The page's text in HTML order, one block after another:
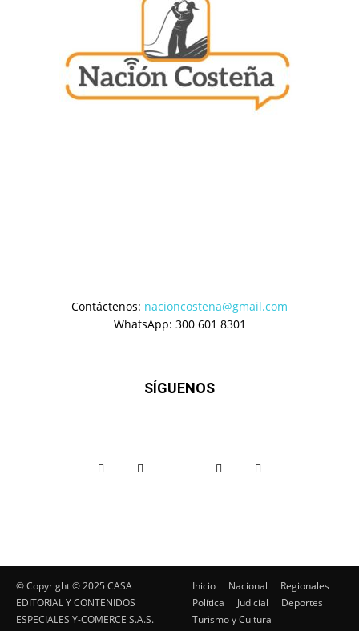
Contáctenos: nacioncostena@gmail.com
WhatsApp: 300 601 8301
SÍGUENOS
© Copyright ©️ 2025 CASA
EDITORIAL Y CONTENIDOS
ESPECIALES Y-COMERCE S.A.S.
Inicio Nacional
Regionales
Política
Judicial
Deportes
Turismo y Cultura